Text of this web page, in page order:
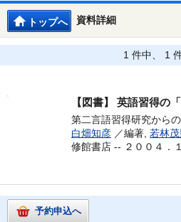
資料詳細
トップへ
1 件中、 1
【図書】 英語習得の
第二言語習得研究から
白畑知彦 ／編著, 若林茂
修館書店 -- ２００４．
予約申込へ